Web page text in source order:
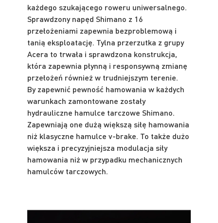
każdego szukającego roweru uniwersalnego.
Sprawdzony napęd Shimano z 16
przełożeniami zapewnia bezproblemową i
tanią eksploatację. Tylna przerzutka z grupy
Acera to trwała i sprawdzona konstrukcja,
która zapewnia płynną i responsywną zmianę
przełożeń również w trudniejszym terenie.
By zapewnić pewność hamowania w każdych
warunkach zamontowane zostały
hydrauliczne hamulce tarczowe Shimano.
Zapewniają one dużą większą siłę hamowania
niż klasyczne hamulce v-brake. To także dużo
większa i precyzyjniejsza modulacja siły
hamowania niż w przypadku mechanicznych
hamulców tarczowych.